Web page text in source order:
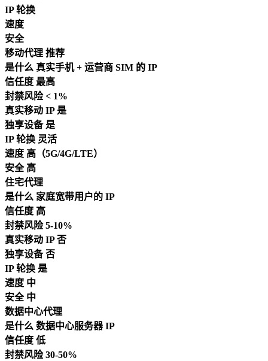
IP 轮换
速度
安全
移动代理 推荐
是什么 真实手机 + 运营商 SIM 的 IP
信任度 最高
封禁风险< 1%
真实移动 IP 是
独享设备 是
IP 轮换 灵活
速度 高（5G/4G/LTE）
安全 高
住宅代理
是什么 家庭宽带用户的 IP
信任度 高
封禁风险5-10%
真实移动 IP否
独享设备否
IP 轮换 是
速度 中
安全 中
数据中心代理
是什么 数据中心服务器 IP
信任度 低
封禁风险30-50%